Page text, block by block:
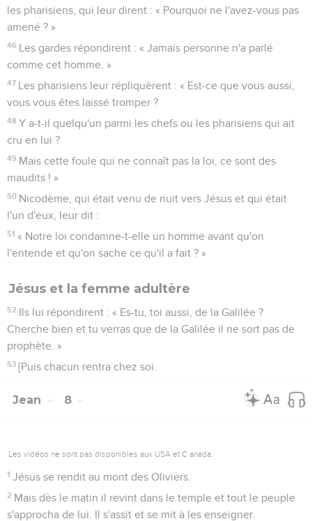
les pharisiens, qui leur dirent : « Pourquoi ne l'avez-vous pas
amené ? »
46 Les gardes répondirent : « Jamais personne n'a parlé
comme cet homme. »
47 Les pharisiens leur répliquèrent : « Est-ce que vous aussi,
vous vous êtes laissé tromper ?
48 Y a-t-il quelqu'un parmi les chefs ou les pharisiens qui ait
cru en lui ?
49 Mais cette foule qui ne connaît pas la loi, ce sont des
maudits ! »
50 Nicodème, qui était venu de nuit vers Jésus et qui était
l'un d'eux, leur dit :
51 « Notre loi condamne-t-elle un homme avant qu'on
l'entende et qu'on sache ce qu'il a fait ? »
Jésus et la femme adultère
52 Ils lui répondirent : « Es-tu, toi aussi, de la Galilée ?
Cherche bien et tu verras que de la Galilée il ne sort pas de
prophète. »
53 [Puis chacun rentra chez soi.
Jean 8
Les vidéos ne sont pas disponibles aux USA et C anada.
1 Jésus se rendit au mont des Oliviers.
2 Mais dès le matin il revint dans le temple et tout le peuple
s'approcha de lui. Il s'assit et se mit à les enseigner.